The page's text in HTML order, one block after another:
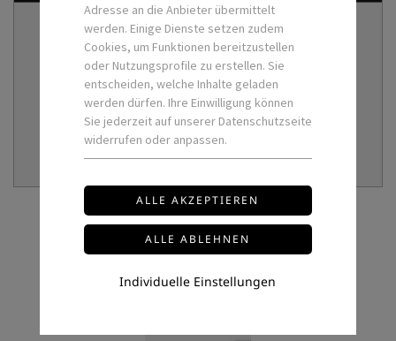
Adresse an die Anbieter übermittelt
werden. Einige Dienste setzen zudem
Cookies, um Funktionen bereitzustellen
oder Nutzungsprofile zu erstellen. Sie
entscheiden, welche Inhalte geladen
werden dürfen. Ihre Einwilligung können
Sie jederzeit auf unserer Datenschutzseite
widerrufen oder anpassen.
Individuelle Einstellungen